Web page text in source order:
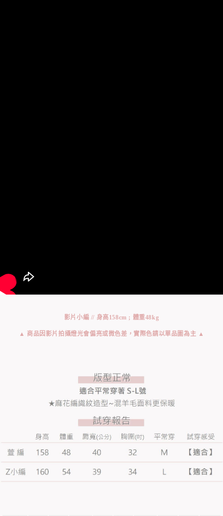
影片小編 // 身高158cm ; 體重48kg
▲ 商品因影片拍攝燈光會偏亮或微色差，實際色請以單品圖為主 ▲